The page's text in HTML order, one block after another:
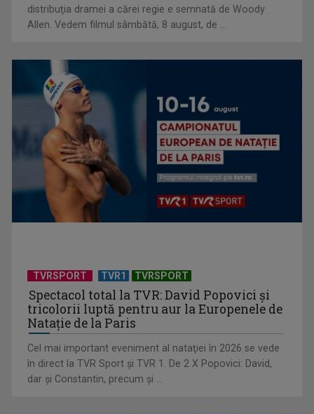
Universitatea de Vară, la Băile Tușnad | VIDEO
„Dansatoarea din umbră”, un thriller psihologic despre
loialitate și ...
distribuţia dramei a cărei regie e semnată de Woody
Allen. Vedem filmul sâmbătă, 8 august, de ...
TVRSPORT TVR1 TVRSPORT
Spectacol total la TVR: David Popovici și
tricolorii luptă pentru aur la Europenele de
Natație de la Paris
Cel mai important eveniment al nataţiei în 2026 se vede
în direct la TVR Sport şi TVR 1. De 2 X Popovici: David,
dar şi Constantin, precum şi ...